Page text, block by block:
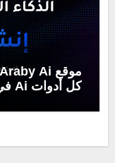
كل أدوات Ai في مكان واحد